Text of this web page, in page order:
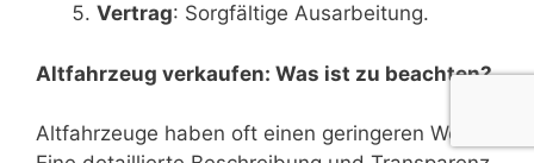
Vertrag: Sorgfältige Ausarbeitung.
Altfahrzeug verkaufen: Was ist zu beachten?
Altfahrzeuge haben oft einen geringeren Wert.